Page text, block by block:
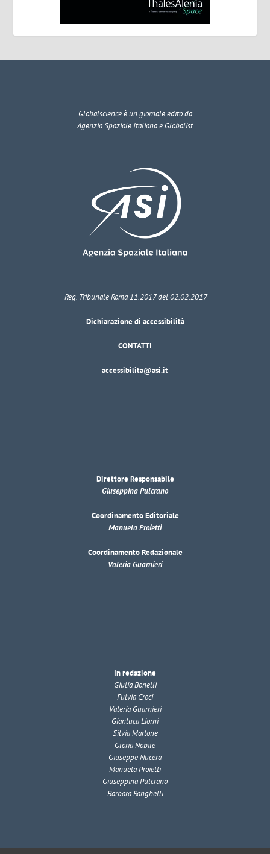
Globalscienceè un giornale edito da
Agenzia Spaziale Italiana e Globalist
Reg. Tribunale Roma 11.2017 del 02.02.2017
Dichiarazione di accessibilità
CONTATTI
accessibilita@asi.it
Direttore Responsabile
Giuseppina Pulcrano
Coordinamento Editoriale
Manuela Proietti
Coordinamento Redazionale
Valeria Guarnieri
In redazione
Giulia Bonelli
Fulvia Croci
Valeria Guarnieri
Gianluca Liorni
Silvia Martone
Gloria Nobile
Giuseppe Nucera
Manuela Proietti
Giuseppina Pulcrano
Barbara Ranghelli